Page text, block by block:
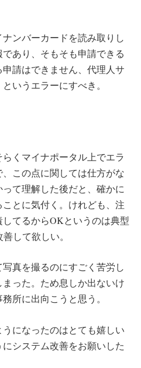
ンバーカードを読み取りし
あり、そもそも申請できる
請はできません、代理人サ
いうエラーにすべき。
くマイナポータル上でエラ
この点に関しては仕方がな
て理解した後だと、確かに
とに気付く。けれども、注
てるからOKというのは典型
して欲しい。
真を撮るのにすごく苦労し
った。ため息しか出ないけ
所に出向こうと思う。
になったのはとても嬉しい
システム改善をお願いした